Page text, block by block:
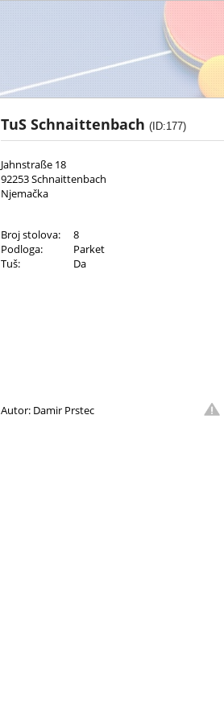
TuS Schnaittenbach (ID:177)
Jahnstraße 18
92253 Schnaittenbach
Njemačka
Broj stolova:
8
Podloga:
Parket
Tuš:
Da
Autor: Damir Prstec